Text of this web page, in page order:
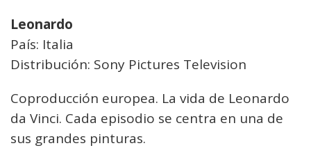
Leonardo
País: Italia
Distribución: Sony Pictures Television
Coproducción europea. La vida de Leonardo
da Vinci. Cada episodio se centra en una de
sus grandes pinturas.